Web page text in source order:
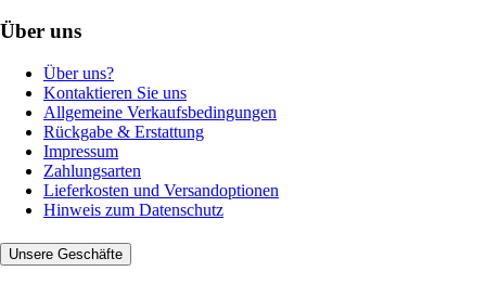
Über uns
Über uns?
Kontaktieren Sie uns
Allgemeine Verkaufsbedingungen
Rückgabe & Erstattung
Impressum
Zahlungsarten
Lieferkosten und Versandoptionen
Hinweis zum Datenschutz
Unsere Geschäfte